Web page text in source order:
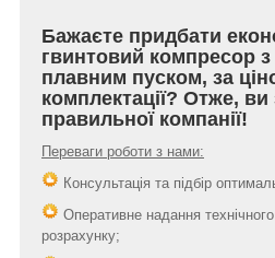
Бажаєте придбати
гвинтовий компресор
плавним пуском, за
комплектації? Отже,
правильної компанії!
Переваги роботи з нами:
Консультація та підбір
Оперативне надання технічного
розрахунку;